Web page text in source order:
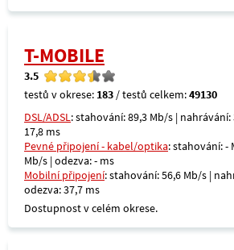
T-MOBILE
3.5
testů v okrese: 183 / testů celkem:49130
DSL/ADSL: stahování: 89,3 Mb/s | nahrávání:
17,8 ms
Pevné připojení - kabel/optika: stahování: -
Mb/s | odezva: - ms
Mobilní připojení: stahování: 56,6 Mb/s |
odezva: 37,7 ms
Dostupnost v celém okrese.